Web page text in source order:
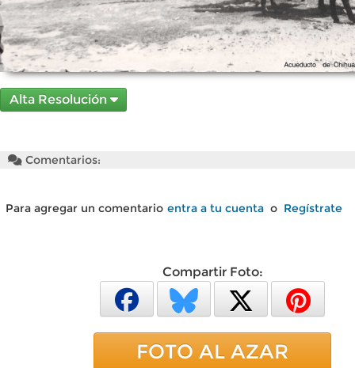
Alta Resolución
Comentarios:
Para agregar un comentario entra a tu cuenta o Regístrate
Compartir Foto:
FOTO AL AZAR